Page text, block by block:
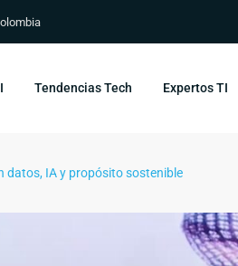
Tendencias Tech Expertos TI
datos, IA y propósito sostenible